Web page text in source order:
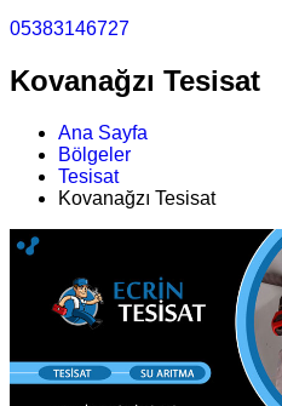
05383146727
Kovanağzı Tesisat
Ana Sayfa
Bölgeler
Tesisat
Kovanağzı Tesisat